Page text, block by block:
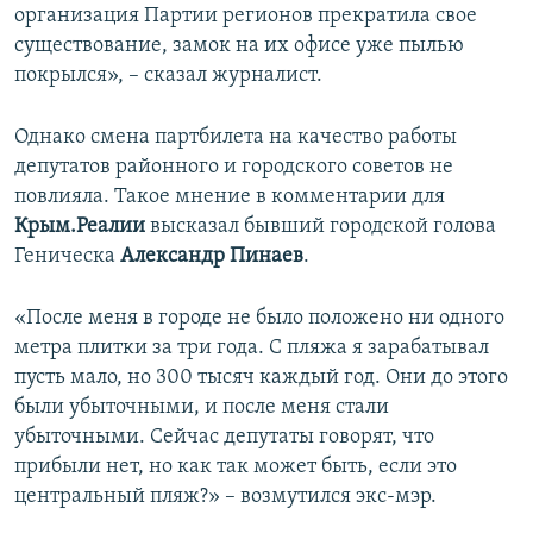
организация Партии регионов прекратила свое
существование, замок на их офисе уже пылью
покрылся», – сказал журналист.
Однако смена партбилета на качество работы
депутатов районного и городского советов не
повлияла. Такое мнение в комментарии для
Крым.Реалии высказал бывший городской голова
Геническа Александр Пинаев.
«После меня в городе не было положено ни одного
метра плитки за три года. С пляжа я зарабатывал
пусть мало, но 300 тысяч каждый год. Они до этого
были убыточными, и после меня стали
убыточными. Сейчас депутаты говорят, что
прибыли нет, но как так может быть, если это
центральный пляж?» – возмутился экс-мэр.